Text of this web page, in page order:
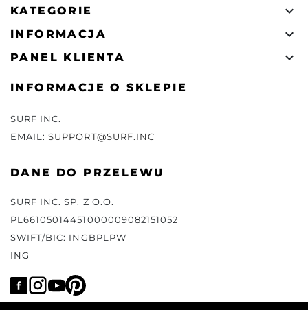
KATEGORIE 
INFORMACJA 
PANEL KLIENTA 
INFORMACJE O SKLEPIE
SURF INC.
EMAIL:SUPPORT@SURF.INC
DANE DO PRZELEWU
SURF INC. SP. Z O.O.
PL66105014451000009082151052
SWIFT/BIC: INGBPLPW
ING